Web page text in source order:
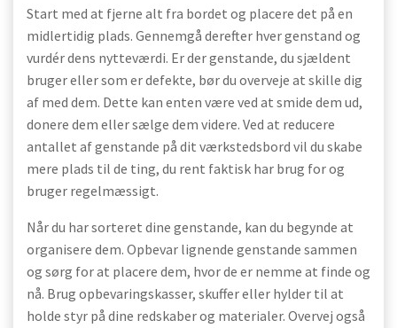
Start med at fjerne alt fra bordet og placere det på en
midlertidig plads. Gennemgå derefter hver genstand og
vurdér dens nytteværdi. Er der genstande, du sjældent
bruger eller som er defekte, bør du overveje at skille dig
af med dem. Dette kan enten være ved at smide dem ud,
donere dem eller sælge dem videre. Ved at reducere
antallet af genstande på dit værkstedsbord vil du skabe
mere plads til de ting, du rent faktisk har brug for og
bruger regelmæssigt.
Når du har sorteret dine genstande, kan du begynde at
organisere dem. Opbevar lignende genstande sammen
og sørg for at placere dem, hvor de er nemme at finde og
nå. Brug opbevaringskasser, skuffer eller hylder til at
holde styr på dine redskaber og materialer. Overvej også